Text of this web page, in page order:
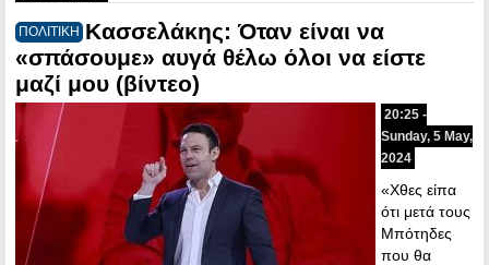
ΠΟΛΙΤΙΚΗ Κασσελάκης: Όταν είναι να
«σπάσουμε» αυγά θέλω όλοι να είστε
μαζί μου (βίντεο)
20:25 -
Sunday, 5 May,
2024
«Χθες είπα
ότι μετά τους
Μπότηδες
που θα